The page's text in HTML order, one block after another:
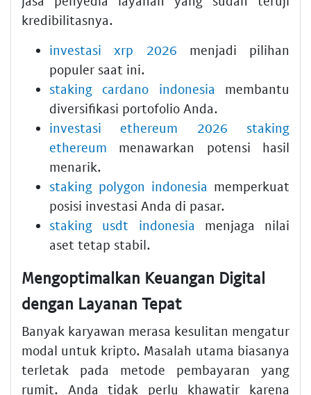
kredibilitasnya.
investasi xrp 2026 menjadi pilihan
populer saat ini.
staking cardano indonesia membantu
diversifikasi portofolio Anda.
investasi ethereum 2026 staking
ethereum menawarkan potensi hasil
menarik.
staking polygon indonesia memperkuat
posisi investasi Anda di pasar.
staking usdt indonesia menjaga nilai
aset tetap stabil.
Mengoptimalkan Keuangan Digital
dengan Layanan Tepat
Banyak karyawan merasa kesulitan mengatur
modal untuk kripto. Masalah utama biasanya
terletak pada metode pembayaran yang
rumit. Anda tidak perlu khawatir karena